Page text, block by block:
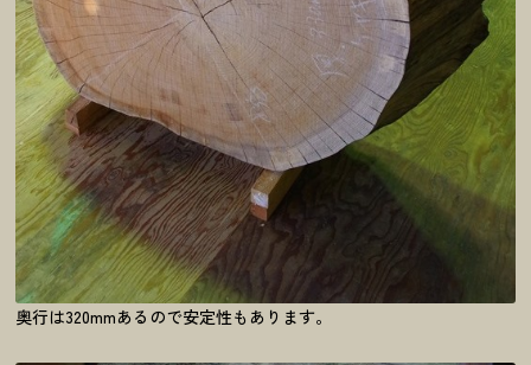
奥行は320mmあるので安定性もあります。